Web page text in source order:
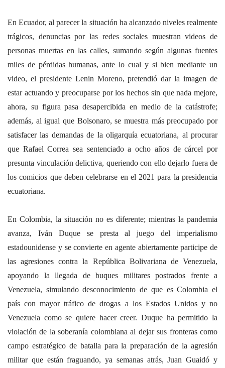
En Ecuador, al parecer la situación ha alcanzado niveles realmente
trágicos, denuncias por las redes sociales muestran videos de
personas muertas en las calles, sumando según algunas fuentes
miles de pérdidas humanas, ante lo cual y si bien mediante un
video, el presidente Lenin Moreno, pretendió dar la imagen de
estar actuando y preocuparse por los hechos sin que nada mejore,
ahora, su figura pasa desapercibida en medio de la catástrofe;
además, al igual que Bolsonaro, se muestra más preocupado por
satisfacer las demandas de la oligarquía ecuatoriana, al procurar
que Rafael Correa sea sentenciado a ocho años de cárcel por
presunta vinculación delictiva, queriendo con ello dejarlo fuera de
los comicios que deben celebrarse en el 2021 para la presidencia
ecuatoriana.
En Colombia, la situación no es diferente; mientras la pandemia
avanza, Iván Duque se presta al juego del imperialismo
estadounidense y se convierte en agente abiertamente participe de
las agresiones contra la República Bolivariana de Venezuela,
apoyando la llegada de buques militares postrados frente a
Venezuela, simulando desconocimiento de que es Colombia el
país con mayor tráfico de drogas a los Estados Unidos y no
Venezuela como se quiere hacer creer. Duque ha permitido la
violación de la soberanía colombiana al dejar sus fronteras como
campo estratégico de batalla para la preparación de la agresión
militar que están fraguando, ya semanas atrás, Juan Guaidó y